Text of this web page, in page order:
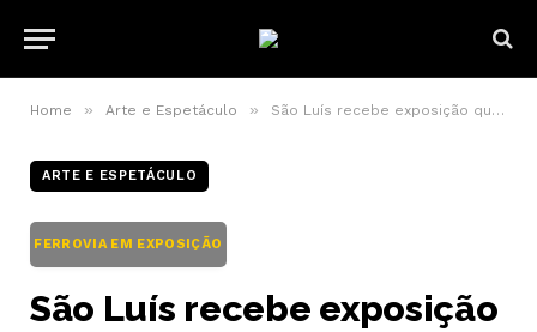
Home » Arte e Espetáculo » São Luís recebe exposição que retrata paisagens e histórias da Estrada de Ferro Carajás
ARTE E ESPETÁCULO
FERROVIA EM EXPOSIÇÃO
São Luís recebe exposição